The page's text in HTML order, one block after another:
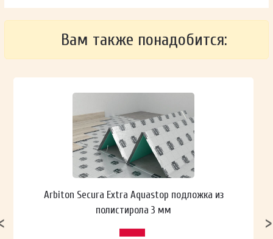
Вам также понадобится:
Arbiton Secura Extra Aquastop подложка из
полистирола 3 мм